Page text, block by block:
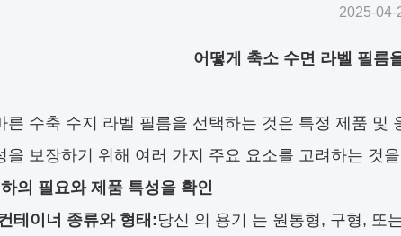
2025-04-
어떻게 축소 수면 라벨 필름
른 수축 수지 라벨 필름을 선택하는 것은 특정 제품 및
을 보장하기 위해 여러 가지 주요 요소를 고려하는 것
의 필요와 제품 특성을 확인
테이너 종류와 형태:당신 의 용기 는 원통형, 구형, 또